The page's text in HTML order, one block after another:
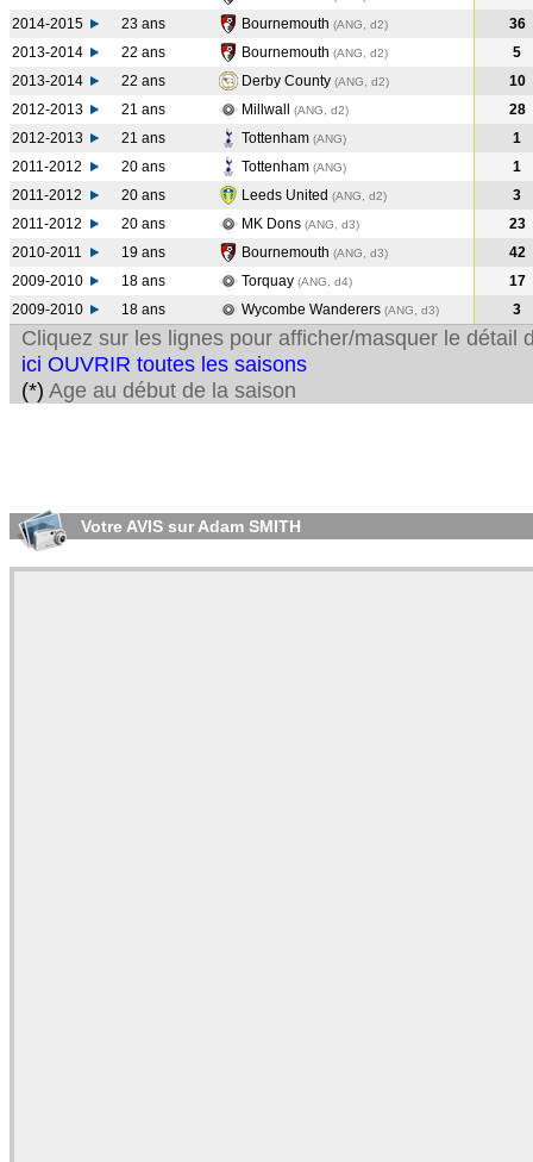
2014-2015
23 ans Bournemouth (ANG, d2)
36
2013-2014
22 ans Bournemouth (ANG, d2)
5
2013-2014
22 ans Derby County (ANG, d2)
10
2012-2013
21 ans Millwall (ANG, d2)
28
2012-2013
21 ans Tottenham (ANG)
1
2011-2012
20 ans Tottenham (ANG)
1
2011-2012
20 ans Leeds United (ANG, d2)
3
2011-2012
20 ans MK Dons (ANG, d3)
23
2010-2011
19 ans Bournemouth (ANG, d3)
42
2009-2010
18 ans Torquay (ANG, d4)
17
2009-2010
18 ans Wycombe Wanderers (ANG, d3) 3
Cliquez sur les lignes pour afficher/masquer le détail
ici OUVRIR toutes les saisons
(*) Age au début de la saison
Votre AVIS sur Adam SMITH